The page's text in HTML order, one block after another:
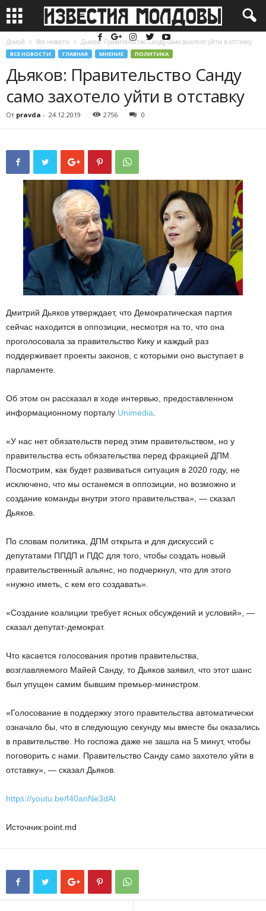
Домой Все новости Дьяков: Правительство Санду само захотело уйти в отставку
ВСЕ НОВОСТИ ГЛАВНАЯ МНЕНИЕ ПОЛИТИКА
Дьяков: Правительство Санду
само захотело уйти в отставку
От pravda - 24.12.2019 2756 0
Дмитрий Дьяков утверждает, что Демократическая партия
сейчас находится в оппозиции, несмотря на то, что она
проголосовала за правительство Кику и каждый раз
поддерживает проекты законов, с которыми оно выступает в
парламенте.
Об этом он рассказал в ходе интервью, предоставленном
информационному порталу Unimedia
«У нас нет обязательств перед этим правительством, но у
правительства есть обязательства перед фракцией ДПМ.
Посмотрим, как будет развиваться ситуация в 2020 году, не
исключено, что мы останемся в оппозиции, но возможно и
создание команды внутри этого правительства», — сказал
Дьяков.
По словам политика, ДПМ открыта и для дискуссий с
депутатами ППДП и ПДС для того, чтобы создать новый
правительственный альянс, но подчеркнул, что для этого
«нужно иметь, с кем его создавать».
«Создание коалиции требует ясных обсуждений и условий», —
сказал депутат-демократ.
Что касается голосования против правительства,
возглавляемого Майей Санду, то Дьяков заявил, что этот шанс
был упущен самим бывшим премьер-министром.
«Голосование в поддержку этого правительства автоматически
означало бы, что в следующую секунду мы вместе бы оказались
в правительстве. Но госпожа даже не зашла на 5 минут, чтобы
поговорить с нами. Правительство Санду само захотело уйти в
отставку», — сказал Дьяков.
https://youtu.be/f40anNe3dAI
Источник:point.md